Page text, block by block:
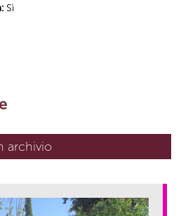
Sì
archivio